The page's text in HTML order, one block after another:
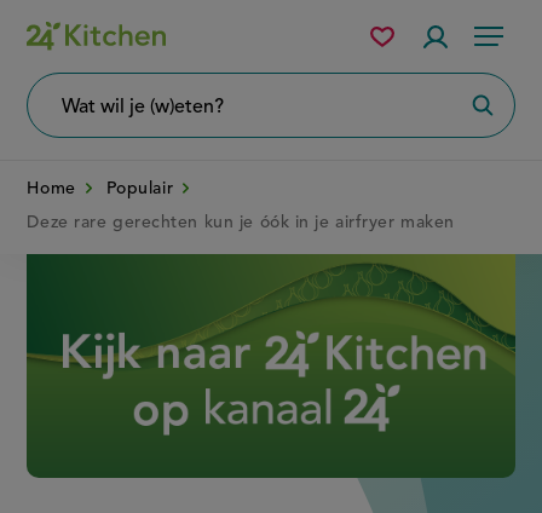
Overslaan
en
naar
Menu
wil
Mijn
bewaarde
Home
Populair
Deze rare gerechten kun je óók in je airfryer maken